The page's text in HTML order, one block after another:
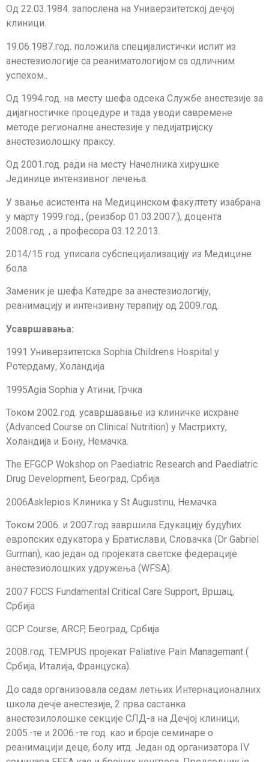
Од 22.03.1984. запослена на Универзитетској дечјој
клиници.
19.06.1987.год. положила специјалистички испит из
анестезиологије са реаниматологијом са одличним
успехом..
Од 1994.год. на месту шефа одсека Службе анестезије за
дијагностичке процедуре и тада уводи савремене
методе регионалне анестезије у педијатријску
анестезиолошку праксу.
Од 2001.год. ради на месту Начелника хирушке
Јединице интензивног лечења.
У звање асистента на Медицинском факултету изабрана
у марту 1999.год., (реизбор 01.03.2007.), доцента
2008.год. , а професора 03.12.2013.
2014/15 год. уписала субспецијализацију из Медицине
бола
Заменик је шефа Катедре за анестезиологију,
реанимацију и интензивну терапију од 2009.год.
Усавршавања:
1991 Универзитетска Sophia Childrens Hospital у
Ротердаму, Холандија
1995Agia Sophia у Атини, Грчка
Током 2002.год. усавршавање из клиничке исхране
(Advanced Course on Clinical Nutrition) у Мастрихту,
Холандија и Бону, Немачка.
The EFGCP Wokshop on Paediatric Research and Paediatric
Drug Development, Београд, Србија
2006Asklepios Клиника у St Augustinu, Немачка
Током 2006. и 2007.год завршила Едукацију будућих
европских едукатора у Братислави, Словачка (Dr Gabriel
Gurman), као један од пројеката светске федерације
анестезиолошких удружења (WFSA).
2007 FCCS Fundamental Critical Care Support, Вршац,
Србија
GCP Course, ARCP, Београд, Србија
2008.год. TEMPUS пројекат Paliative Pain Managemant (
Србија, Италија, Француска).
До сада организовала седам летњих Интернационалних
школа дечје анестезије, 2 прва састанка
анестезилолошке секције СЛД-а на Дечјој клиници,
2005.-те и 2006.-те год. као и броје семинаре о
реанимацији деце, болу итд. Један од организатора IV